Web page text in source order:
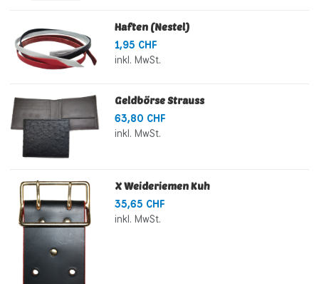
Haften (Nestel)
1,95 CHF
inkl. MwSt.
Geldbörse Strauss
63,80 CHF
inkl. MwSt.
X Weideriemen Kuh
35,65 CHF
inkl. MwSt.